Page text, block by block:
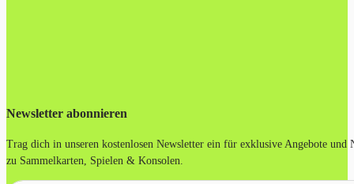
Newsletter abonnieren
Trag dich in unseren kostenlosen Newsletter ein für exklusive Angebote und
zu Sammelkarten, Spielen & Konsolen.